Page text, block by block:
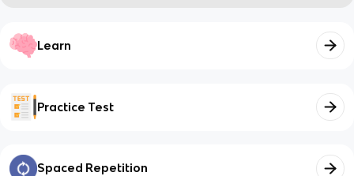
Learn
Practice Test
Spaced Repetition